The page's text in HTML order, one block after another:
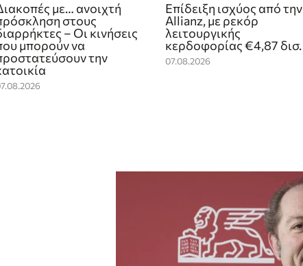
με… ανοιχτή
στους
– Οι κινήσεις
μπορούν να
την
Επίδειξη ισχύος από την
Allianz, με ρεκόρ
λειτουργικής
κερδοφορίας €4,87 δισ.
07.08.2026